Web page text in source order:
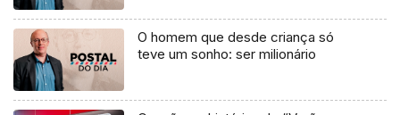
O homem que desde criança só
teve um sonho: ser milionário